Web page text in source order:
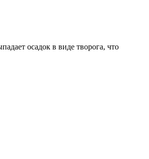
осадок в виде творога, что